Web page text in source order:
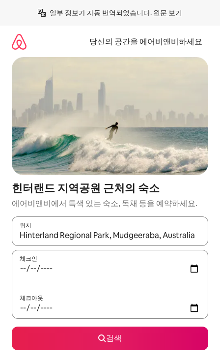
일부 정보가 자동 번역되었습니다. 원문 보기
당신의 공간을 에어비앤비하세요
힌터랜드 지역공원 근처의 숙소
에어비앤비에서 특색 있는 숙소, 독채 등을 예약하세요.
위치
결과가 나오면 위·아래 화살표 키를 사용하거나 터치 또는 스와이
체크인
체크아웃
검색